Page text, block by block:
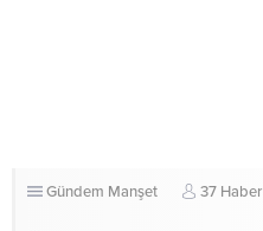
Gündem Manşet 37 Haber